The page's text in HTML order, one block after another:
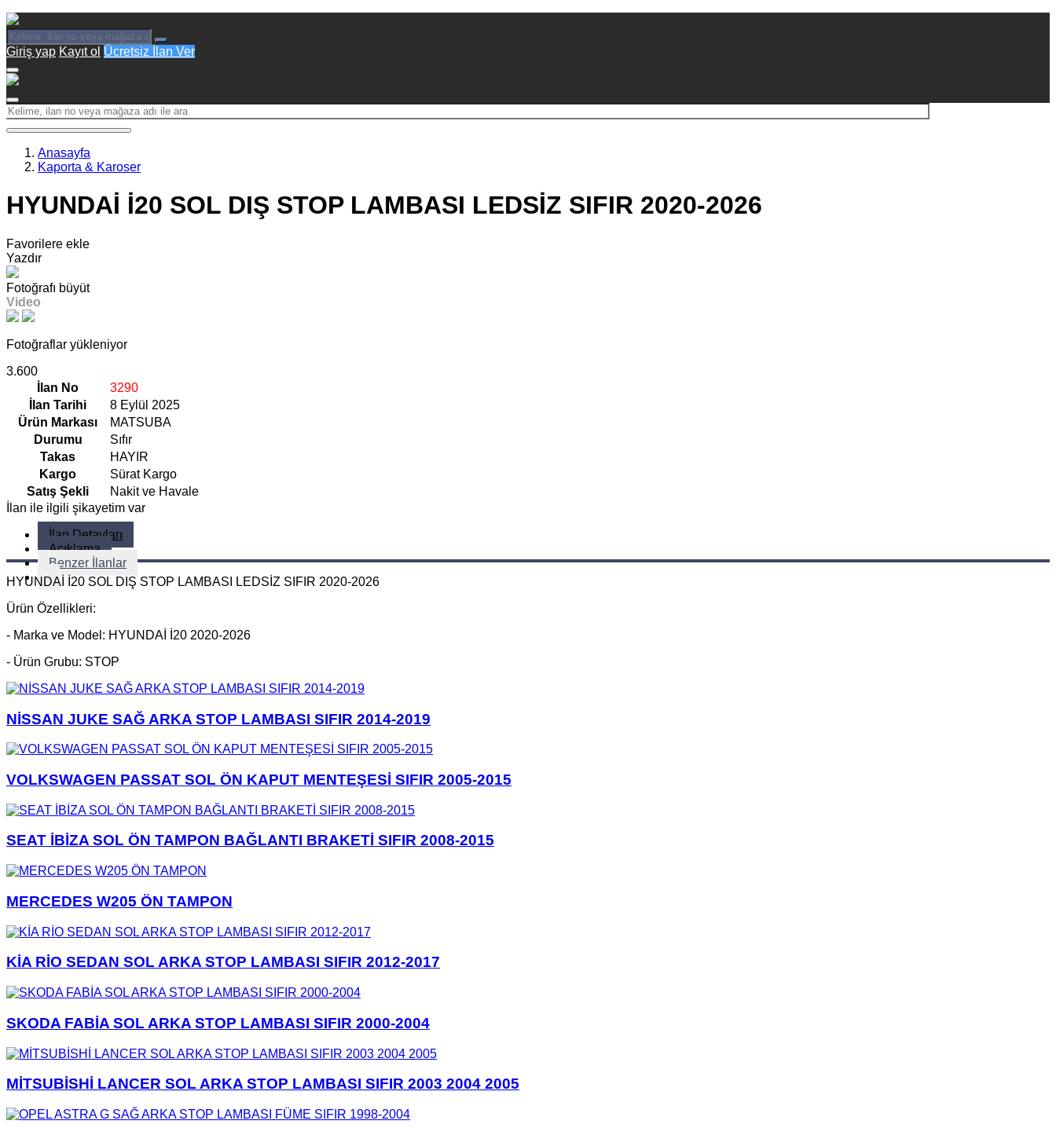
Giriş yap Kayıt ol Ücretsiz İlan Ver
Anasayfa
Kaporta & Karoser
HYUNDAİ İ20 SOL DIŞ STOP LAMBASI LEDSİZ SIFIR 2020-2026
Favorilere ekle
Yazdır
Fotoğrafı büyüt
Video
Fotoğraflar yükleniyor
3.600
İlan No
3290
İlan Tarihi
8 Eylül 2025
Ürün Markası
MATSUBA
Durumu
Sıfır
Takas
HAYIR
Kargo
Sürat Kargo
Satış Şekli
Nakit ve Havale
İlan ile ilgili şikayetim var
İlan Detayları
Açıklama
Benzer İlanlar
HYUNDAİ İ20 SOL DIŞ STOP LAMBASI LEDSİZ SIFIR 2020-2026
Ürün Özellikleri:
- Marka ve Model: HYUNDAİ İ20 2020-2026
- Ürün Grubu: STOP
NİSSAN JUKE SAĞ ARKA STOP LAMBASI SIFIR 2014-2019
VOLKSWAGEN PASSAT SOL ÖN KAPUT MENTEŞESİ SIFIR 2005-2015
SEAT İBİZA SOL ÖN TAMPON BAĞLANTI BRAKETİ SIFIR 2008-2015
MERCEDES W205 ÖN TAMPON
KİA RİO SEDAN SOL ARKA STOP LAMBASI SIFIR 2012-2017
SKODA FABİA SOL ARKA STOP LAMBASI SIFIR 2000-2004
MİTSUBİSHİ LANCER SOL ARKA STOP LAMBASI SIFIR 2003 2004 2005